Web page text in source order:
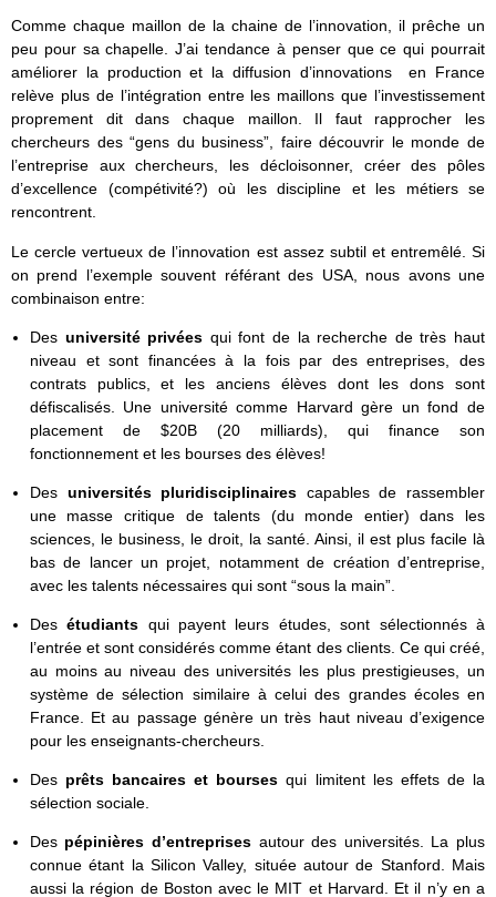
Comme chaque maillon de la chaine de l’innovation, il prêche un
peu pour sa chapelle. J’ai tendance à penser que ce qui pourrait
améliorer la production et la diffusion d’innovations en France
relève plus de l’intégration entre les maillons que l’investissement
proprement dit dans chaque maillon. Il faut rapprocher les
chercheurs des “gens du business”, faire découvrir le monde de
l’entreprise aux chercheurs, les décloisonner, créer des pôles
d’excellence (compétivité?) où les discipline et les métiers se
rencontrent.
Le cercle vertueux de l’innovation est assez subtil et entremêlé. Si
on prend l’exemple souvent référant des USA, nous avons une
combinaison entre:
Des université privées qui font de la recherche de très haut
niveau et sont financées à la fois par des entreprises, des
contrats publics, et les anciens élèves dont les dons sont
défiscalisés. Une université comme Harvard gère un fond de
placement de $20B (20 milliards), qui finance son
fonctionnement et les bourses des élèves!
Des universités pluridisciplinaires capables de rassembler
une masse critique de talents (du monde entier) dans les
sciences, le business, le droit, la santé. Ainsi, il est plus facile là
bas de lancer un projet, notamment de création d’entreprise,
avec les talents nécessaires qui sont “sous la main”.
Desétudiants qui payent leurs études, sont sélectionnés à
l’entrée et sont considérés comme étant des clients. Ce qui créé,
au moins au niveau des universités les plus prestigieuses, un
système de sélection similaire à celui des grandes écoles en
France. Et au passage génère un très haut niveau d’exigence
pour les enseignants-chercheurs.
Des prêts bancaires et boursesqui limitent les effets de la
sélection sociale.
Des pépinières d’entreprises autour des universités. La plus
connue étant la Silicon Valley, située autour de Stanford. Mais
aussi la région de Boston avec le MIT et Harvard. Et il n’y en a